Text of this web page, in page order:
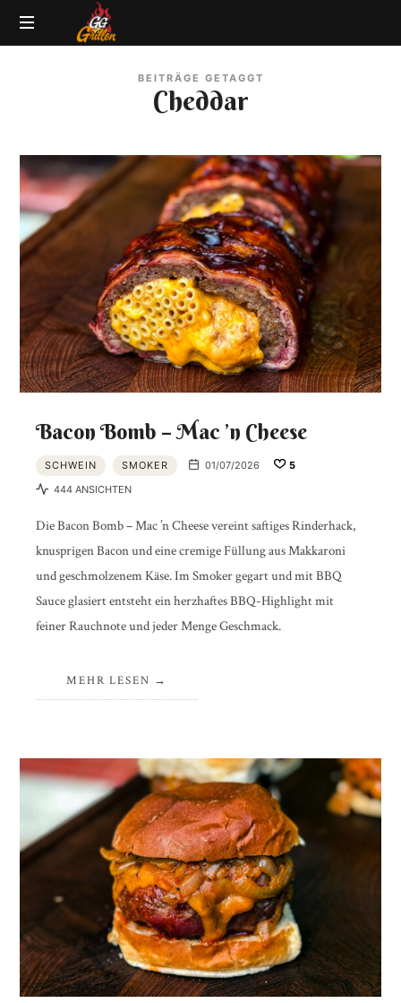
GG-
|
BBQ
Lexikon
BEITRÄGE GETAGGT
Cheddar
Bacon Bomb – Mac ’n Cheese
SCHWEIN SMOKER 01/07/2026
5
444 ANSICHTEN
Die Bacon Bomb – Mac ’n Cheese vereint saftiges Rinderhack,
knusprigen Bacon und eine cremige Füllung aus Makkaroni
und geschmolzenem Käse. Im Smoker gegart und mit BBQ
Sauce glasiert entsteht ein herzhaftes BBQ-Highlight mit
feiner Rauchnote und jeder Menge Geschmack.
MEHR LESEN